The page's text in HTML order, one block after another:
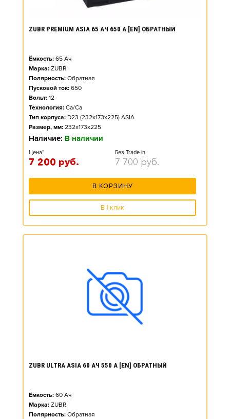
ZUBR PREMIUM ASIA 65 АЧ 650 А [EN] ОБРАТНЫЙ
Ёмкость: 65 Ач
Марка: ZUBR
Полярность: Обратная
Пусковой ток: 650
Вольт: 12
Технология: Ca/Ca
Тип корпуса: D23 (232x173x225) ASIA
Размер, мм: 232x173x225
Наличие: В наличии
Цена*
7 200 руб.
Без Trade-in
7 700 руб.
В КОРЗИНУ
В 1 клик
ZUBR ULTRA ASIA 60 АЧ 550 А [EN] ОБРАТНЫЙ
Ёмкость: 60 Ач
Марка: ZUBR
Полярность: Обратная